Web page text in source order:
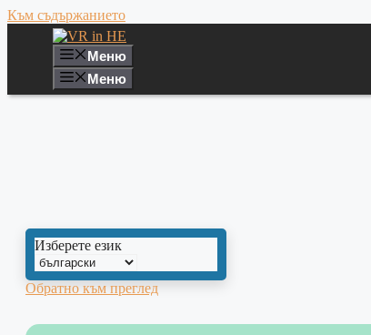
Към съдържанието
Меню
Меню
Изберете език
Обратно към преглед